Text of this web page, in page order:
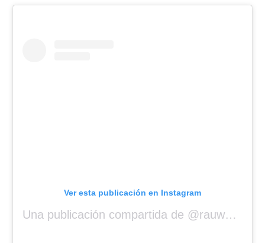
Ver esta publicación en Instagram
Una publicación compartida de @rauwalejandro